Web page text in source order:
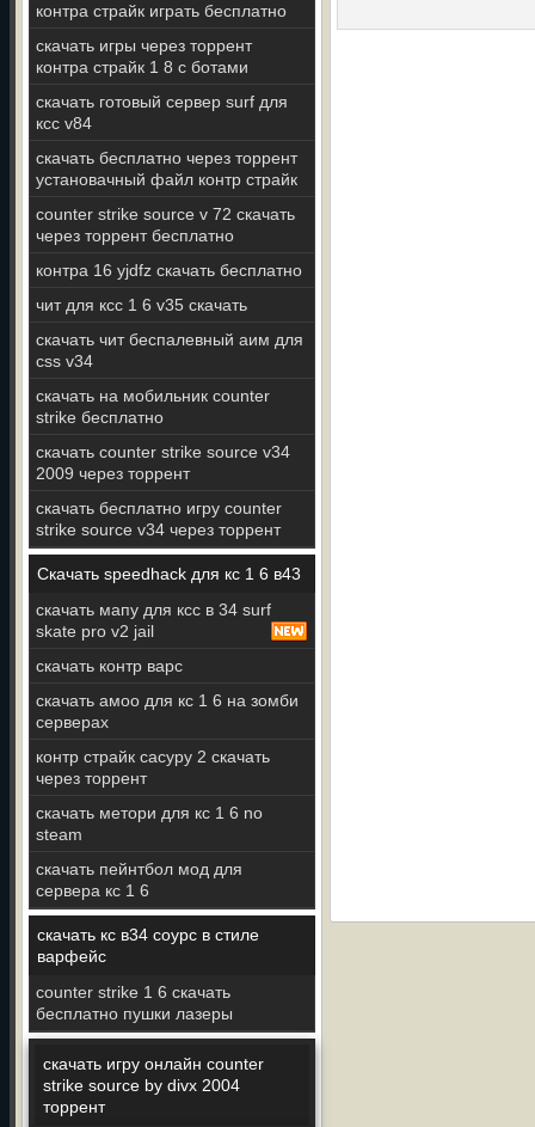
контра страйк играть бесплатно
скачать игры через торрент
контра страйк 1 8 с ботами
скачать готовый сервер surf для
ксс v84
скачать бесплатно через торрент
установачный файл контр страйк
counter strike source v 72 скачать
через торрент бесплатно
контра 16 yjdfz скачать бесплатно
чит для ксс 1 6 v35 скачать
скачать чит беспалевный аим для
css v34
скачать на мобильник counter
strike бесплатно
скачать counter strike source v34
2009 через торрент
скачать бесплатно игру counter
strike source v34 через торрент
Скачать speedhack для кс 1 6 в43
скачать мапу для ксс в 34 surf
skate pro v2 jail
скачать контр варс
скачать амоо для кс 1 6 на зомби
серверах
контр страйк сасуру 2 скачать
через торрент
скачать метори для кс 1 6 no
steam
скачать пейнтбол мод для
сервера кс 1 6
скачать кс в34 соурс в стиле
варфейс
counter strike 1 6 скачать
бесплатно пушки лазеры
скачать игру онлайн counter
strike source by divx 2004
торрент